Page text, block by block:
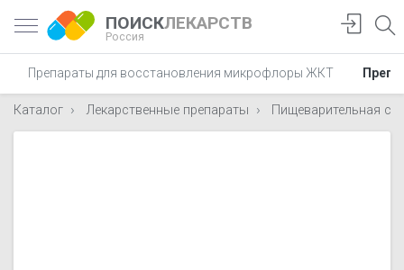
ПОИСКЛЕКАРСТВ
Россия
Препараты для восстановления микрофлоры ЖКТ
Каталог Лекарственные препараты Пищеварительная